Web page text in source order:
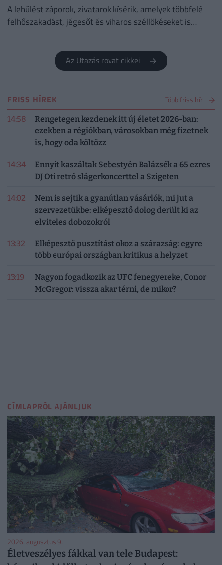
A lehűlést záporok, zivatarok kísérik, amelyek többfelé
felhőszakadást, jégesőt és viharos széllökéseket is
Az Utazás rovat cikkei
FRISS HÍREK Több friss hír
14:58
Rengetegen kezdenek itt új életet 2026-ban:
ezekben a régiókban, városokban még fizetnek
is, hogy oda költözz
14:34
Ennyit kaszáltak Sebestyén Balázsék a 65 ezres
DJ Oti retró slágerkoncerttel a Szigeten
14:02
Nem is sejtik a gyanútlan vásárlók, mi jut a
szervezetükbe: elképesztő dolog derült ki az
elviteles dobozokról
13:32
Elképesztő pusztítást okoz a szárazság: egyre
több európai országban kritikus a helyzet
13:19
Nagyon fogadkozik az UFC fenegyereke, Conor
McGregor: vissza akar térni, de mikor?
CÍMLAPRÓL AJÁNLJUK
2026. augusztus 9.
Életveszélyes fákkal van tele Budapest: